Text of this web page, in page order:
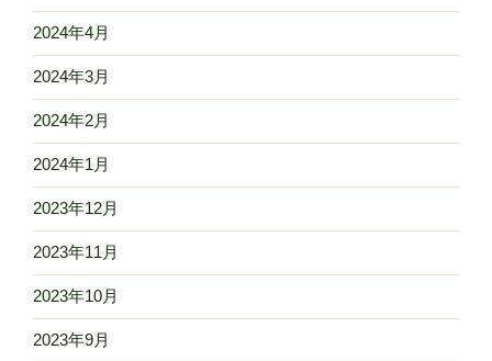
2024年4月
2024年3月
2024年2月
2024年1月
2023年12月
2023年11月
2023年10月
2023年9月